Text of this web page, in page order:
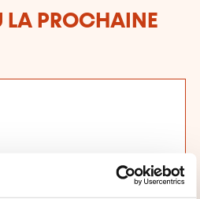
LA PROCHAINE